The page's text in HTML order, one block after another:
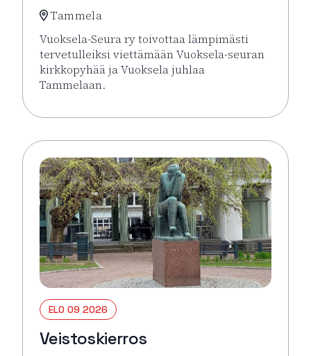
Tammela
Vuoksela-Seura ry toivottaa lämpimästi
tervetulleiksi viettämään Vuoksela-seuran
kirkkopyhää ja Vuoksela juhlaa
Tammelaan.
ELO 09 2026
Veistoskierros